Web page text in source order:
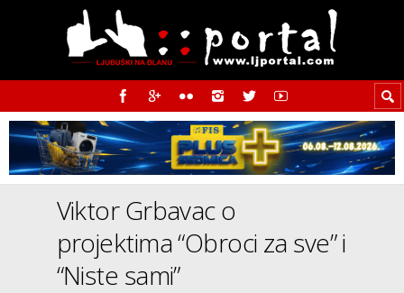
Viktor Grbavac o
projektima “Obroci za sve” i
“Niste sami”